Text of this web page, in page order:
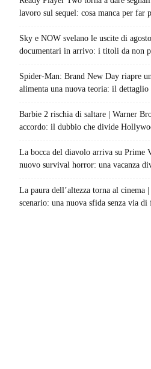
lavoro sul sequel: cosa manca per
Sky e NOW svelano le uscite di
documentari in arrivo: i titoli da non
Spider-Man: Brand New Day riapre
alimenta una nuova teoria: il
Barbie 2 rischia di saltare | Warner
accordo: il dubbio che divide
La bocca del diavolo arriva su Prime
nuovo survival horror: una vacanza
La paura dell’altezza torna al cinema
scenario: una nuova sfida senza via di